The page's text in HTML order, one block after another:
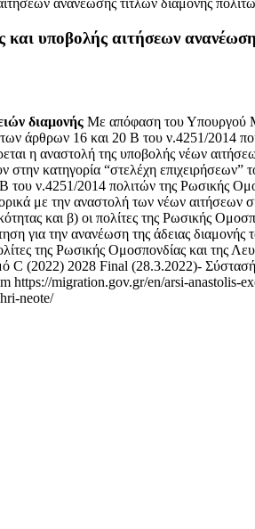
υποβολής αιτήσεων
διαμονής Με απόφαση του Υπουργού
άρθρων 16 και 20 Β του ν.4251/2014
η αναστολή της υποβολής νέων
κατηγορία “στελέχη
ν.4251/2014 πολιτών της Ρωσικής
με την αναστολή των νέων αιτήσεων
και β) οι πολίτες της Ρωσικής
την ανανέωση της άδειας διαμονής
της Ρωσικής Ομοσπονδίας και της
C (2022) 2028 Final (28.3.2022)-
migration.gov.gr/en/arsi-anastolis-
neote/